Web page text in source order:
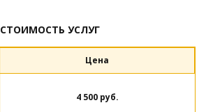
СТОИМОСТЬ УСЛУГ
Цена
4 500 руб.